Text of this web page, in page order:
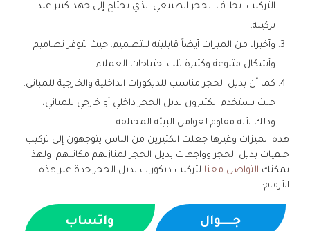
التركيب. بخلاف الحجر الطبيعي الذي يحتاج إلى جهد كبير عند
تركيبه.
وأخيرا، من الميزات أيضاً قابليته للتصميم. حيث تتوفر تصاميم
وأشكال متنوعة وكثيرة تلب احتياجات العملاء.
كما أن بديل الحجر مناسب للديكورات الداخلية والخارجية للمباني.
حيث يستخدم الكثيرون بديل الحجر داخلي أو خارجي للمباني،
وذلك لأنه مقاوم لعوامل البيئة المختلفة.
هذه الميزات وغيرها جعلت الكثيرين من الناس يتوجهون إلى تركيب
خلفيات بديل الحجر وواجهات بديل الحجر لمنازلهم مكاتبهم. ولهذا
يمكنك التواصل معنا لتركيب ديكورات بديل الحجر جدة عبر هذه
الأرقام:
جــــوال واتساب